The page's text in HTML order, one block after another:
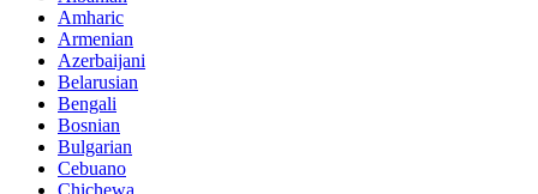
Amharic
Armenian
Azerbaijani
Belarusian
Bengali
Bosnian
Bulgarian
Cebuano